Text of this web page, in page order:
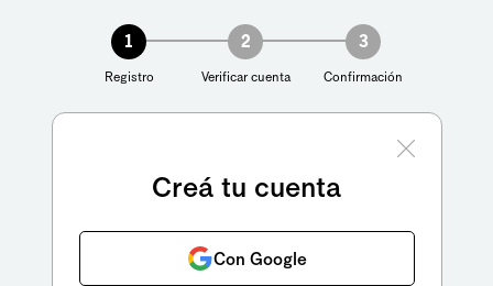
1
Registro
2
Verificar cuenta
3
Confirmación
Creá tu cuenta
Con Google